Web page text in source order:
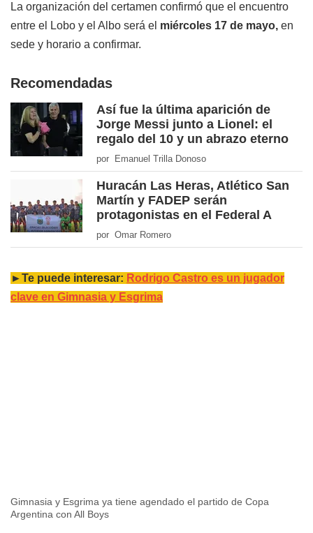
La organización del certamen confirmó que el encuentro
entre el Lobo y el Albo será el miércoles 17 de mayo, en
sede y horario a confirmar.
Recomendadas
Así fue la última aparición de
Jorge Messi junto a Lionel: el
regalo del 10 y un abrazo eterno
por Emanuel Trilla Donoso
Huracán Las Heras, Atlético San
Martín y FADEP serán
protagonistas en el Federal A
por Omar Romero
►Te puede interesar: Rodrigo Castro es un jugador
clave en Gimnasia y Esgrima
Gimnasia y Esgrima ya tiene agendado el partido de Copa
Argentina con All Boys